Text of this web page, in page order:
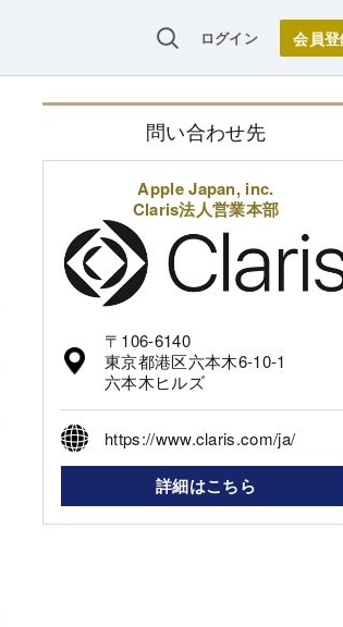
ログイン
問い合わせ先
Apple Japan, inc.
Claris法人営業本部
〒106-6140
東京都港区六本木6-10-1
六本木ヒルズ
https://www.claris.com/ja/
詳細はこちら